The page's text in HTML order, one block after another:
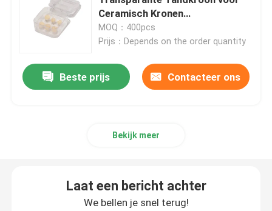
Tandlaboratoriumgewrichten
Orthodontische Ligatuurbanden
Tandindrukkendienbladen
Ceramisch Kronen
Tandlaboratorium
MOQ：400pcs
Prijs：Depends on the order quantity
Beste prijs Contacteer ons
Bekijk meer
Laat een bericht achter
We bellen je snel terug!